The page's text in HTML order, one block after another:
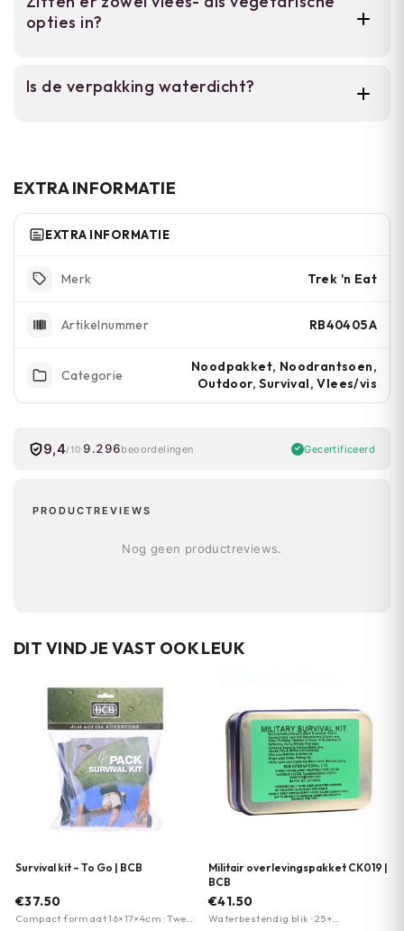
kooktoestel, brandstoffen of andere
voorbereiding vereist.
opties in?
vegetarische maaltijden zodat je keuze hebt.
Is de verpakking waterdicht?
EXTRA INFORMATIE
EXTRA INFORMATIE
Merk Trek 'n Eat
Artikelnummer RB40405A
Categorie
Noodpakket, Noodrantsoen,
Outdoor, Survival, Vlees/vis
9,4/10 9.296beoordelingen Gecertificeerd
PRODUCTREVIEWS
Nog geen productreviews.
DIT VIND JE VAST OOK LEUK
Survival kit – To Go | BCB
€37.50
Compact formaat 16×17×4cm · Twee
Militair overlevingspakket CK019 |
BCB
€41.50
Waterbestendig blik · 25+